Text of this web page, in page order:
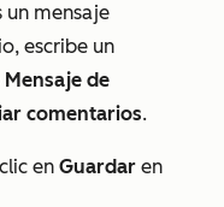
un mensaje
escribe un
Mensaje de
comentarios.
en Guardar en